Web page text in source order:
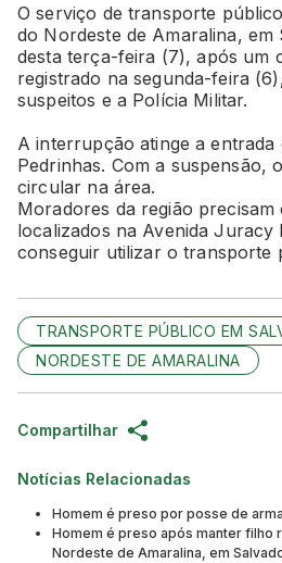
O serviço de transporte
do Nordeste de Amaralina, em
desta terça-feira (7), após um
registrado na segunda-feira
suspeitos e a Polícia Militar.
A interrupção atinge a entrada
Pedrinhas. Com a suspensão,
circular na área.
Moradores da região
localizados na Avenida Juracy
conseguir utilizar o transporte
TRANSPORTE PÚBLICO EM
NORDESTE DE AMARALINA
Compartilhar
Notícias Relacionadas
Homem é preso por posse de
Homem é preso após manter filho
Nordeste de Amaralina, em